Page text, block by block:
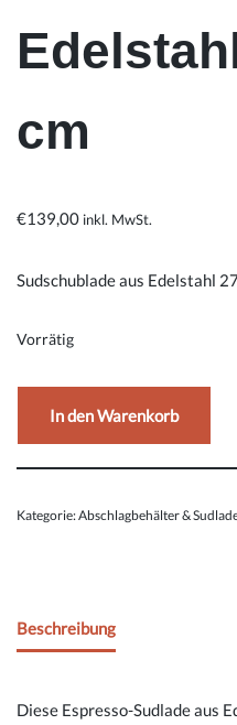
cm
€139,00 inkl. MwSt.
Sudschublade aus Edelstahl
Vorrätig
In den Warenkorb
Kategorie:Abschlagbehälter &
Beschreibung
Diese Espresso-Sudlade aus